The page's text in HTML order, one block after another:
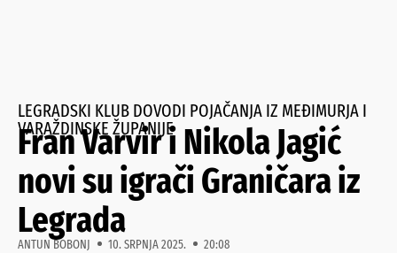
LEGRADSKI KLUB DOVODI POJAČANJA IZ MEĐIMURJA I
VARAŽDINSKE ŽUPANIJE
Fran Varvir i Nikola Jagić
novi su igrači Graničara iz
Legrada
ANTUN BOBONJ 10. SRPNJA 2025. 20:08